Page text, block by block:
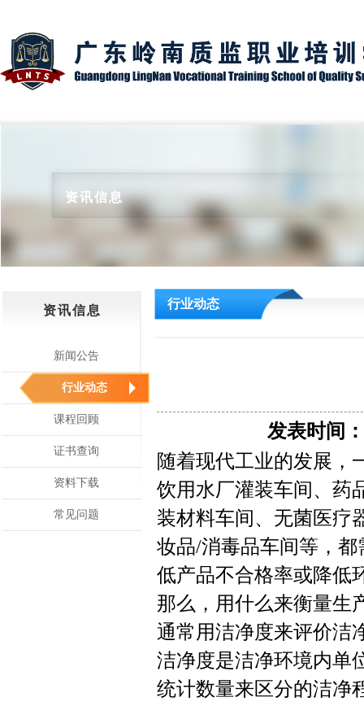
资讯信息
资讯信息
新闻公告
行业动态
课程回顾
证书查询
资料下载
常见问题
行业动态
发表时间
随着现代工业的发展，
饮用水厂灌装车间、药
装材料车间、无菌医疗
妆品/消毒品车间等，
低产品不合格率或降低
那么，用什么来衡量生
通常用洁净度来评价洁
洁净度是洁净环境内单
统计数量来区分的洁净